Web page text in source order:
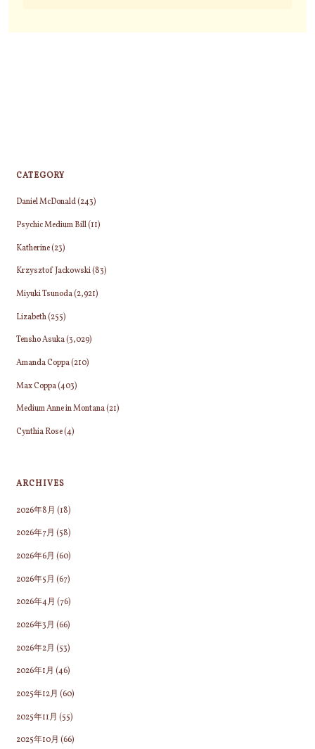
CATEGORY
Daniel McDonald(243)
Psychic Medium Bill(11)
Katherine(23)
Krzysztof Jackowski(83)
Miyuki Tsunoda(2,921)
Lizabeth(255)
Tensho Asuka(3,029)
Amanda Coppa(210)
Max Coppa(403)
Medium Anne in Montana(21)
Cynthia Rose(4)
ARCHIVES
2026年8月 (18)
2026年7月 (58)
2026年6月 (60)
2026年5月 (67)
2026年4月 (76)
2026年3月 (66)
2026年2月 (53)
2026年1月 (46)
2025年12月 (60)
2025年11月 (55)
2025年10月 (66)